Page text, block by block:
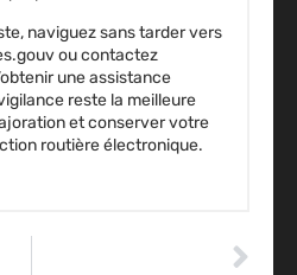
naviguez sans tarder vers
ou contactez
une assistance
reste la meilleure
et conserver votre
routière électronique.